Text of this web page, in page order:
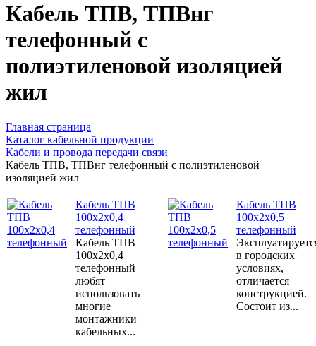
Кабель ТПВ, ТПВнг
телефонный с
полиэтиленовой изоляцией
жил
Главная страница
Каталог кабельной продукции
Кабели и провода передачи связи
Кабель ТПВ, ТПВнг телефонный с полиэтиленовой
изоляцией жил
Кабель ТПВ
100x2x0,4
телефонный
Кабель ТПВ
100x2x0,4
телефонный
любят
использовать
многие
монтажники
кабельных...
Кабель ТПВ
100x2x0,5
телефонный
в городских
условиях,
отличается
конструкцией.
Состоит из...